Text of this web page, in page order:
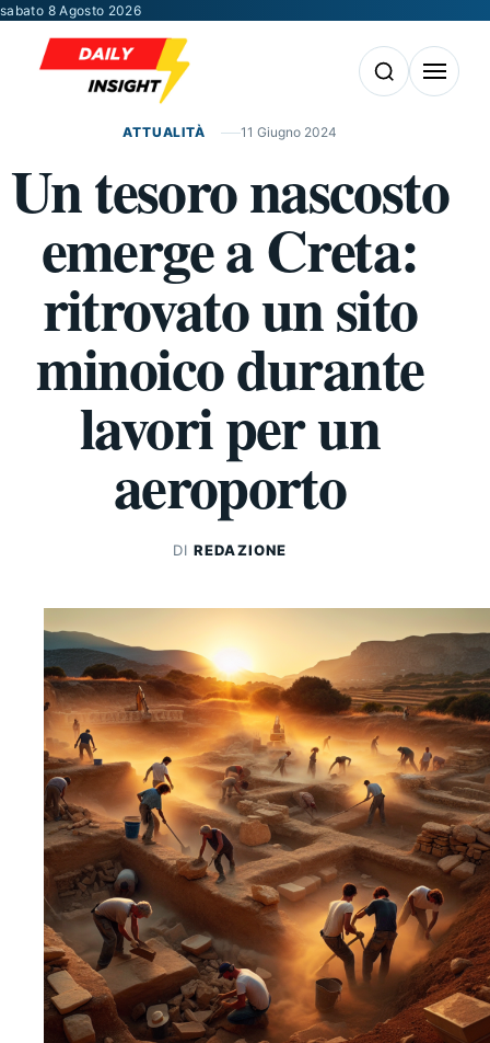
Vai al contenuto
sabato 8 Agosto 2026
Apri la ricerca
Apri il
ATTUALITÀ 11 Giugno 2024
Un tesoro nascosto
emerge a Creta:
ritrovato un sito
minoico durante
lavori per un
aeroporto
DIREDAZIONE